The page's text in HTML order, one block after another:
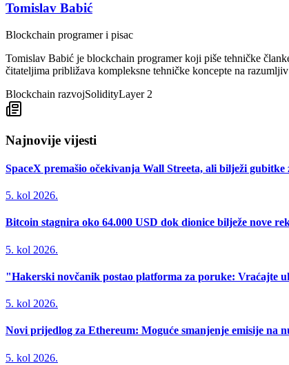
Tomislav Babić
Blockchain programer i pisac
Tomislav Babić je blockchain programer koji piše tehničke
čitateljima približava kompleksne tehničke koncepte na
Blockchain razvojSolidityLayer 2
Najnovije vijesti
SpaceX premašio očekivanja Wall Streeta, ali bilježi gubitke
5. kol 2026.
Bitcoin stagnira oko 64.000 USD dok dionice bilježe nove
5. kol 2026.
"Hakerski novčanik postao platforma za poruke: Vraćajte
5. kol 2026.
Novi prijedlog za Ethereum: Moguće smanjenje emisije na
5. kol 2026.